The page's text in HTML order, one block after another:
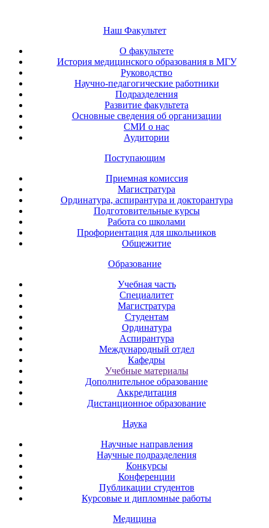
Наш Факультет
О факультете
История медицинского образования в МГУ
Руководство
Научно-педагогические работники
Подразделения
Развитие факультета
Основные сведения об организации
СМИ о нас
Аудитории
Поступающим
Приемная комиссия
Магистратура
Ординатура, аспирантура и докторантура
Подготовительные курсы
Работа со школами
Профориентация для школьников
Общежитие
Образование
Учебная часть
Специалитет
Магистратура
Студентам
Ординатура
Аспирантура
Международный отдел
Кафедры
Учебные материалы
Дополнительное образование
Аккредитация
Дистанционное образование
Наука
Научные направления
Научные подразделения
Конкурсы
Конференции
Публикации студентов
Курсовые и дипломные работы
Медицина